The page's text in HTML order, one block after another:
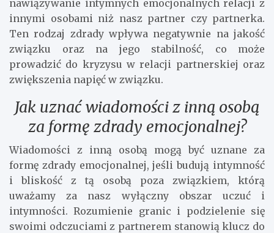
nawiązywanie intymnych emocjonalnych relacji z
innymi osobami niż nasz partner czy partnerka.
Ten rodzaj zdrady wpływa negatywnie na jakość
związku oraz na jego stabilność, co może
prowadzić do kryzysu w relacji partnerskiej oraz
zwiększenia napięć w związku.
Jak uznać wiadomości z inną osobą
za formę zdrady emocjonalnej?
Wiadomości z inną osobą mogą być uznane za
formę zdrady emocjonalnej, jeśli budują intymność
i bliskość z tą osobą poza związkiem, którą
uważamy za nasz wyłączny obszar uczuć i
intymności. Rozumienie granic i podzielenie się
swoimi odczuciami z partnerem stanowią klucz do